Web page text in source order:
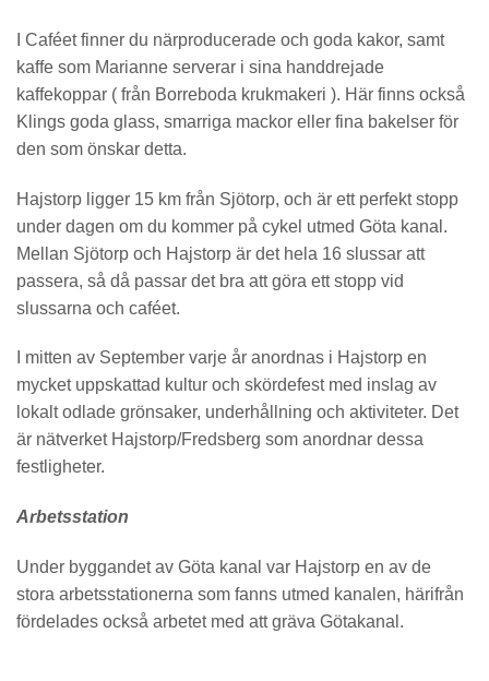
I Caféet finner du närproducerade och goda kakor, samt
kaffe som Marianne serverar i sina handdrejade
kaffekoppar ( från Borreboda krukmakeri ). Här finns också
Klings goda glass, smarriga mackor eller fina bakelser för
den som önskar detta.
Hajstorp ligger 15 km från Sjötorp, och är ett perfekt stopp
under dagen om du kommer på cykel utmed Göta kanal.
Mellan Sjötorp och Hajstorp är det hela 16 slussar att
passera, så då passar det bra att göra ett stopp vid
slussarna och caféet.
I mitten av September varje år anordnas i Hajstorp en
mycket uppskattad kultur och skördefest med inslag av
lokalt odlade grönsaker, underhållning och aktiviteter. Det
är nätverket Hajstorp/Fredsberg som anordnar dessa
festligheter.
Arbetsstation
Under byggandet av Göta kanal var Hajstorp en av de
stora arbetsstationerna som fanns utmed kanalen, härifrån
fördelades också arbetet med att gräva Götakanal.